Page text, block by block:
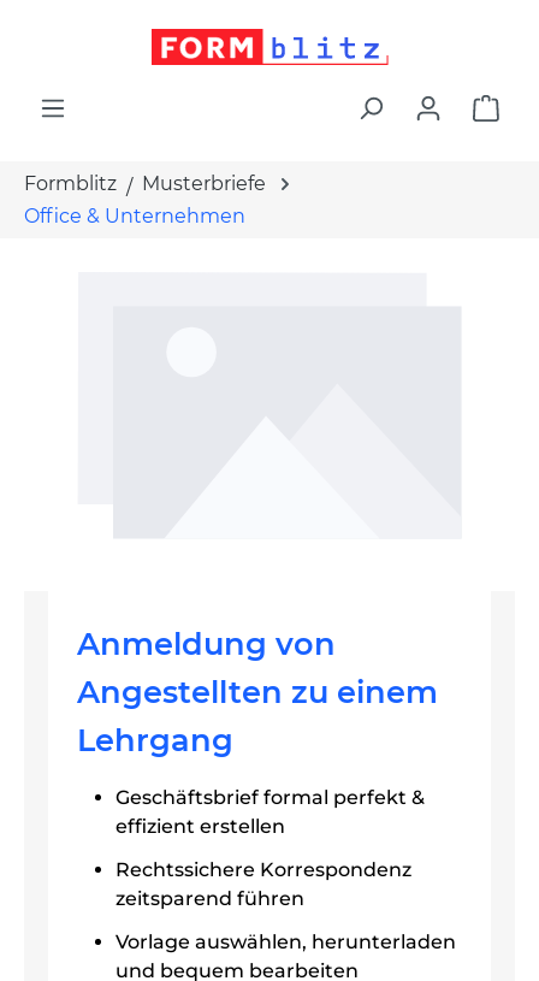
Formblitz
Musterbriefe
Office & Unternehmen
Anmeldung von
Angestellten zu einem
Lehrgang
Geschäftsbrief formal perfekt &
effizient erstellen
Rechtssichere Korrespondenz
zeitsparend führen
Vorlage auswählen, herunterladen
und bequem bearbeiten